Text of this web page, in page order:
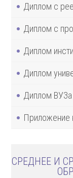
Диплом с
Диплом с
Диплом
Диплом
Диплом ВУЗа
Приложение
СРЕДНЕЕ И